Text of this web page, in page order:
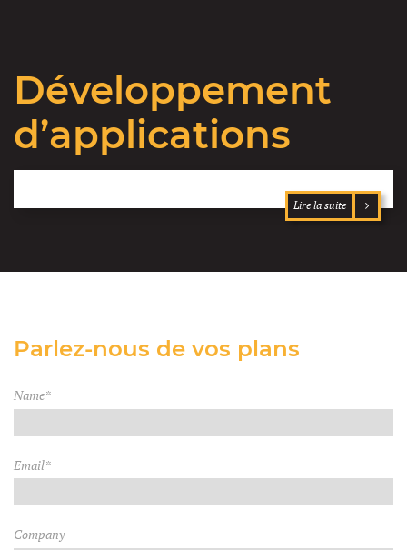
Développement
d’applications
Lire la suite
Parlez-nous de vos plans
Name*
Email*
Company